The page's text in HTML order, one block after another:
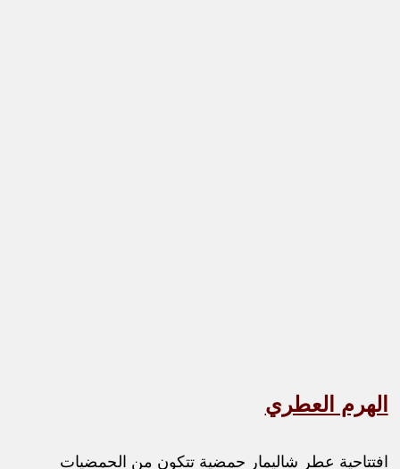
الهرم العطري
افتتاحية عطر شاليمار حمضية تتكون من الحمضيات